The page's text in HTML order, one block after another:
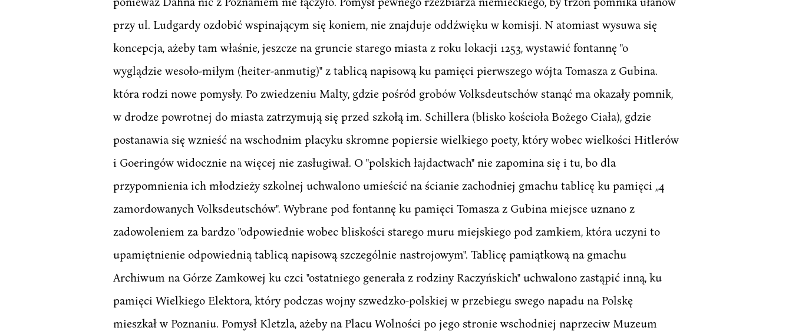
przy ul. Ludgardy ozdobić wspinającym się koniem, nie znajduje oddźwięku w komisji. N atomiast wysuwa się
koncepcja, ażeby tam właśnie, jeszcze na gruncie starego miasta z roku lokacji 1253, wystawić fontannę "o
wyglądzie wesoło-miłym (heiter-anmutig)" z tablicą napisową ku pamięci pierwszego wójta Tomasza z Gubina.
która rodzi nowe pomysły. Po zwiedzeniu Malty, gdzie pośród grobów Volksdeutschów stanąć ma okazały pomnik,
w drodze powrotnej do miasta zatrzymują się przed szkołą im. Schillera (blisko kościoła Bożego Ciała), gdzie
postanawia się wznieść na wschodnim placyku skromne popiersie wielkiego poety, który wobec wielkości Hitlerów
i Goeringów widocznie na więcej nie zasługiwał. O "polskich łajdactwach" nie zapomina się i tu, bo dla
przypomnienia ich młodzieży szkolnej uchwalono umieścić na ścianie zachodniej gmachu tablicę ku pamięci ,,4
zamordowanych Volksdeutschów". Wybrane pod fontannę ku pamięci Tomasza z Gubina miejsce uznano z
zadowoleniem za bardzo "odpowiednie wobec bliskości starego muru miejskiego pod zamkiem, która uczyni to
upamiętnienie odpowiednią tablicą napisową szczególnie nastrojowym". Tablicę pamiątkową na gmachu
Archiwum na Górze Zamkowej ku czci "ostatniego generała z rodziny Raczyńskich" uchwalono zastąpić inną, ku
pamięci Wielkiego Elektora, który podczas wojny szwedzko-polskiej w przebiegu swego napadu na Polskę
mieszkał w Poznaniu. Pomysł Kletzla, ażeby na Placu Wolności po jego stronie wschodniej naprzeciw Muzeum